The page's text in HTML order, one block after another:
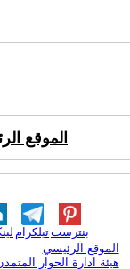
الموقع
تيلكرامبنترست
الموقع الرئيسي
هيئة ادارة الحوار